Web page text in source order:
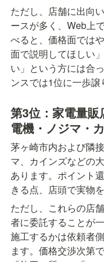
ただし、店舗に出向
ースが多く、Web上
べると、価格面では
面で説明してほしい
い」という方には合
ンスでは1位に一歩譲
第3位：家電量
電機・ノジマ・
茅ヶ崎市内および隣
マ、カインズなどの
あります。ポイント
きる点、店頭で実物
ただし、これらの店
者に委託することが
施工するかは依頼者
ます。価格交渉次第